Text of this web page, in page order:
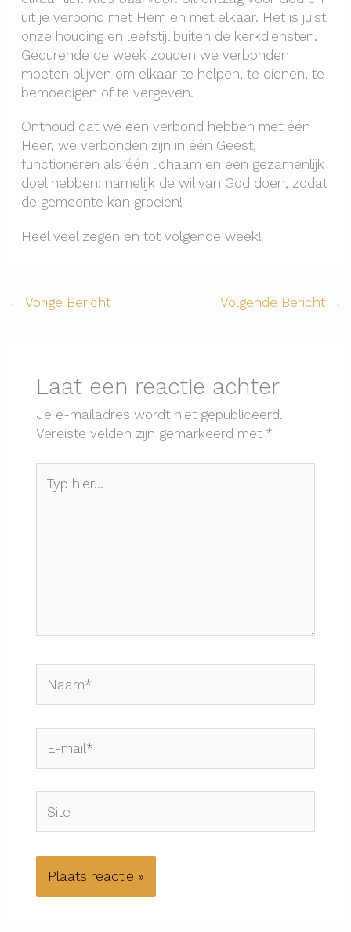
uit je verbond met Hem en met elkaar. Het is juist
onze houding en leefstijl buiten de kerkdiensten.
Gedurende de week zouden we verbonden
moeten blijven om elkaar te helpen, te dienen, te
bemoedigen of te vergeven.
Onthoud dat we een verbond hebben met één
Heer, we verbonden zijn in één Geest,
functioneren als één lichaam en een gezamenlijk
doel hebben: namelijk de wil van God doen, zodat
de gemeente kan groeien!
Heel veel zegen en tot volgende week!
← Vorige Bericht Volgende Bericht →
Laat een reactie achter
Je e-mailadres wordt niet gepubliceerd.
Vereiste velden zijn gemarkeerd met *
hier...
mail*